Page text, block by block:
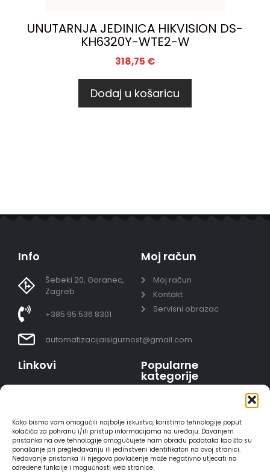
Kako bismo vam omogućili najbolje iskustvo, koristimo tehnologije poput
kolačića za pohranu i/ili pristup informacijama na uređaju. Davanjem
pristanka na ove tehnologije omogućujete nam obradu podataka kao što su
ponašanje pri pregledavanju ili jedinstveni identifikatori na ovoj stranici.
Nedavanje pristanka ili njegovo povlačenje može negativno utjecati na
određene funkcije i mogućnosti web stranice.
UNUTARNJA JEDINICA HIKVISION DS-
KH6320Y-WTE2-W
318,75 €
Dodaj u košaricu
Info
Šebeki 20, Goranec,
Zagreb
+385 95 536 8301
automatizacijaisigurnost@gmail.com
Moj račun
Moj račun
Kontakt
Servisni obrazac
Linkovi
Sigurno plaćanje
karticama
Dostava
Načini plaćanja
Popularne
kategorije
Video nadzor - kompleti
AJAX alarmi
HIKVISION portafoni
REOLINK kamere